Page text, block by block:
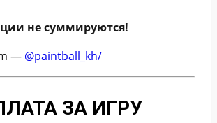
не суммируются!
— @paintball_kh/
ЗА ИГРУ